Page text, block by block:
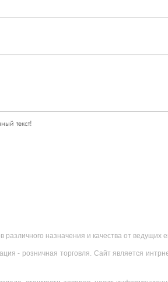
текст!
назначения и качества от ведущих
- розничная торговля. Сайт является